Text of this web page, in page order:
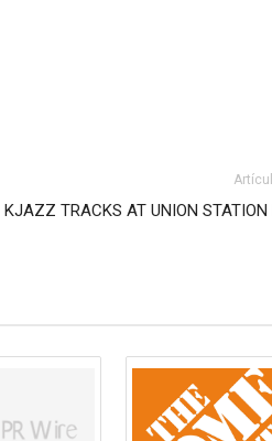
TRACKS AT UNION STATION